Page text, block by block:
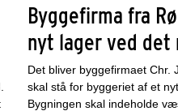
Byggefirma fra
nyt lager ved det
Det bliver byggefirmaet Chr.
skal stå for byggeriet af et
Bygningen skal indeholde